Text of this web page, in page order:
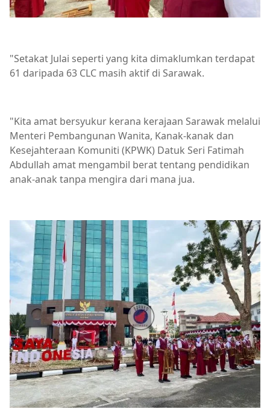
"Setakat Julai seperti yang kita dimaklumkan terdapat
61 daripada 63 CLC masih aktif di Sarawak.
"Kita amat bersyukur kerana kerajaan Sarawak melalui
Menteri Pembangunan Wanita, Kanak-kanak dan
Kesejahteraan Komuniti (KPWK) Datuk Seri Fatimah
Abdullah amat mengambil berat tentang pendidikan
anak-anak tanpa mengira dari mana jua.